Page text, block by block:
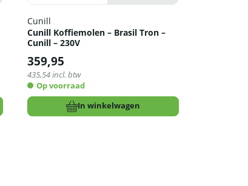
Cunill
Cunill Koffiemolen – Brasil Tron –
Cunill – 230V
359,95
435,54incl. btw
Op voorraad
In winkelwagen